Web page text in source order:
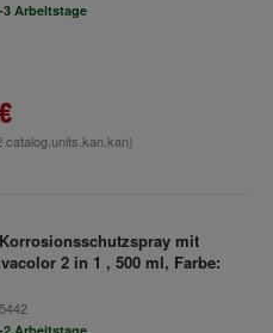
Arbeitstage
catalog.units.kan.kan)
mit
2 in 1 , 500 ml, Farbe: